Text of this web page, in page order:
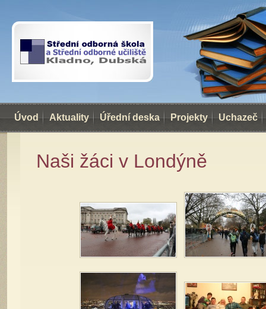
Úvod Aktuality Úřední deska Projekty Uchazeč
Naši žáci v Londýně